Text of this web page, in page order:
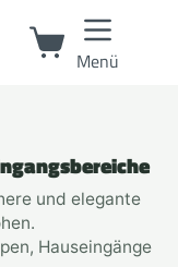
Menü
und elegante
Hauseingänge